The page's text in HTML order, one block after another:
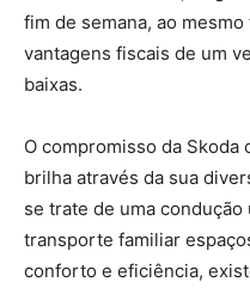
fim de semana, ao
vantagens fiscais de um
baixas.
O compromisso da
brilha através da sua
se trate de uma
transporte familiar
conforto e eficiência,